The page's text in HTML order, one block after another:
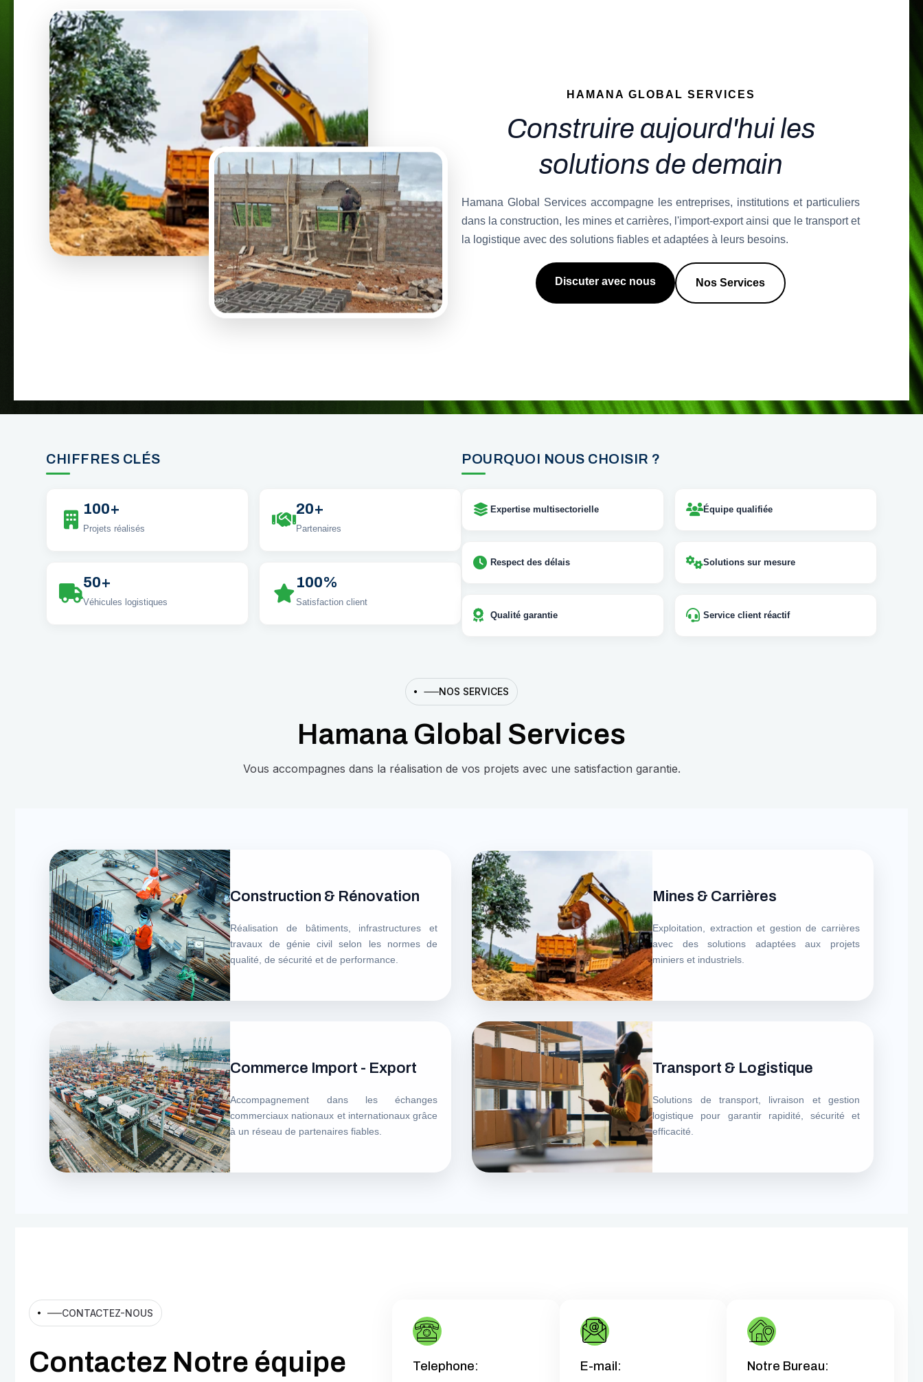
HAMANA GLOBAL SERVICES
Construire aujourd'hui les
solutions de demain
Hamana Global Services accompagne les entreprises, institutions et particuliers
dans la construction, les mines et carrières, l'import-export ainsi que le transport et
la logistique avec des solutions fiables et adaptées à leurs besoins.
Discuter avec nous Nos Services
CHIFFRES CLÉS
100+
Projets réalisés
20+
Partenaires
50+
Véhicules logistiques
100%
Satisfaction client
POURQUOI NOUS CHOISIR ?
Expertise multisectorielle Équipe qualifiée
Respect des délais Solutions sur mesure
Qualité garantie Service client réactif
NOS SERVICES
Hamana G oba Services
Vous accompagnes dans la réalisation de vos projets avec une satisfaction garantie.
Construction & Rénovation
Réalisation de bâtiments, infrastructures et
travaux de génie civil selon les normes de
qualité, de sécurité et de performance.
Mines & Carrières
Exploitation, extraction et gestion de carrières
avec des solutions adaptées aux projets
miniers et industriels.
Commerce Import - Export
Accompagnement dans les échanges
commerciaux nationaux et internationaux grâce
à un réseau de partenaires fiables.
Transport & Logistique
Solutions de transport, livraison et gestion
logistique pour garantir rapidité, sécurité et
efficacité.
CONTACTEZ-NOUS
Contactez Notre équipe Telephone: E-mail: Notre Bureau: